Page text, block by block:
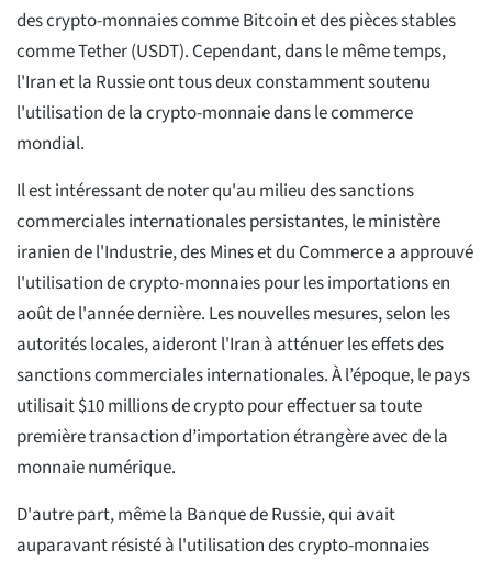
des crypto-monnaies comme Bitcoin et des pièces stables
comme Tether (USDT). Cependant, dans le même temps,
l'Iran et la Russie ont tous deux constamment soutenu
l'utilisation de la crypto-monnaie dans le commerce
mondial.
Il est intéressant de noter qu'au milieu des sanctions
commerciales internationales persistantes, le ministère
iranien de l'Industrie, des Mines et du Commerce a approuvé
l'utilisation de crypto-monnaies pour les importations en
août de l'année dernière. Les nouvelles mesures, selon les
autorités locales, aideront l'Iran à atténuer les effets des
sanctions commerciales internationales. À l’époque, le pays
utilisait $10 millions de crypto pour effectuer sa toute
première transaction d’importation étrangère avec de la
monnaie numérique.
D'autre part, même la Banque de Russie, qui avait
auparavant résisté à l'utilisation des crypto-monnaies